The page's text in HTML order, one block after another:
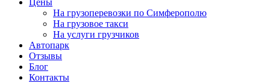
Цены
На грузоперевозки по Симферополю
На грузовое такси
На услуги грузчиков
Автопарк
Отзывы
Блог
Контакты